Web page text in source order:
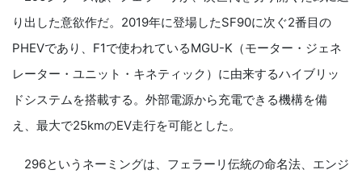
り出した意欲作だ。2019年に登場したSF90に次ぐ2番目の
PHEVであり、F1で使われているMGU-K（モーター・ジェネ
レーター・ユニット・キネティック）に由来するハイブリッ
ドシステムを搭載する。外部電源から充電できる機構を備
え、最大で25kmのEV走行を可能とした。
296というネーミングは、フェラーリ伝統の命名法、エンジ